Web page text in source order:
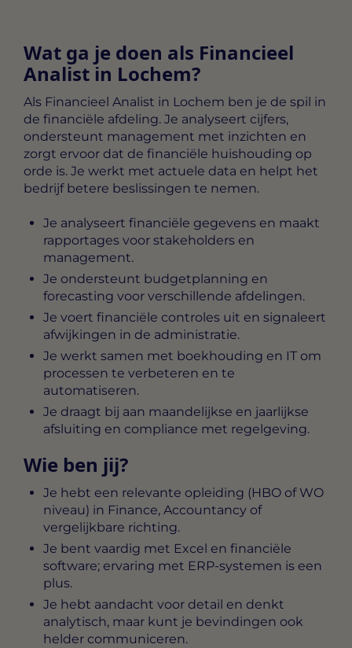
Wat ga je doen als Financieel
Analist in Lochem?
Als Financieel Analist in Lochem ben je de spil in
de financiële afdeling. Je analyseert cijfers,
ondersteunt management met inzichten en
zorgt ervoor dat de financiële huishouding op
orde is. Je werkt met actuele data en helpt het
bedrijf betere beslissingen te nemen.
Je analyseert financiële gegevens en maakt
rapportages voor stakeholders en
management.
Je ondersteunt budgetplanning en
forecasting voor verschillende afdelingen.
Je voert financiële controles uit en signaleert
afwijkingen in de administratie.
Je werkt samen met boekhouding en IT om
processen te verbeteren en te
automatiseren.
Je draagt bij aan maandelijkse en jaarlijkse
afsluiting en compliance met regelgeving.
Wie ben jij?
Je hebt een relevante opleiding (HBO of WO
niveau) in Finance, Accountancy of
vergelijkbare richting.
Je bent vaardig met Excel en financiële
software; ervaring met ERP-systemen is een
plus.
Je hebt aandacht voor detail en denkt
analytisch, maar kunt je bevindingen ook
helder communiceren.